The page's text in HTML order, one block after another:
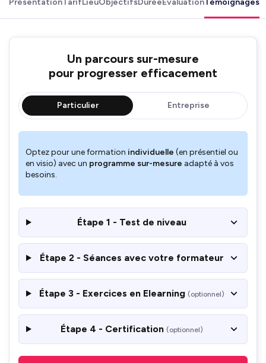
Un parcours sur-mesure
pour progresser efficacement
Particulier Entreprise
Optez pour une formation individuelle (en présentiel ou
en visio) avec un programme sur-mesure adapté à vos
besoins.
Étape 1 - Test de niveau
Étape 2 - Séances avec votre formateur
Étape 3 - Exercices en Elearning (optionnel)
Étape 4 - Certification (optionnel)